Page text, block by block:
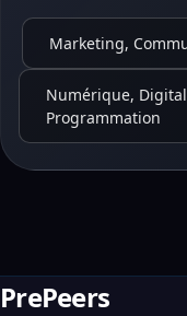
Marketing,
Numérique,
Programmation
PrePeers